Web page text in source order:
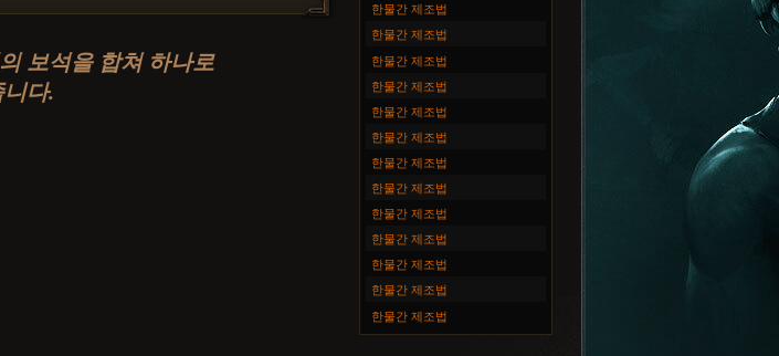
한물간 제조법
한물간 제조법
한물간 제조법
한물간 제조법
한물간 제조법
한물간 제조법
한물간 제조법
한물간 제조법
한물간 제조법
한물간 제조법
한물간 제조법
한물간 제조법
한물간 제조법
보석을 합쳐 하나로
다.